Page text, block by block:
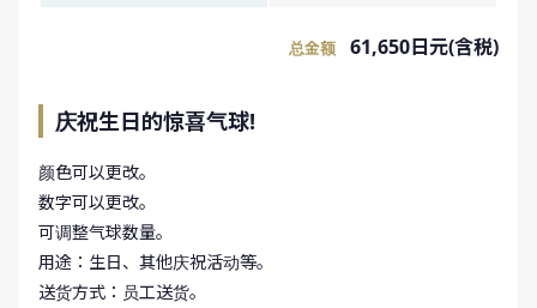
总金额 61,650日元(含税)
庆祝生日的惊喜气球!
颜色可以更改。
数字可以更改。
可调整气球数量。
用途：生日、其他庆祝活动等。
送货方式：员工送货。